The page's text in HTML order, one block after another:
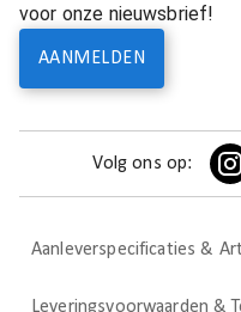
voor onze nieuwsbrief!
AANMELDEN
Volg ons op:
Aanleverspecificaties &
Leveringsvoorwaarden &